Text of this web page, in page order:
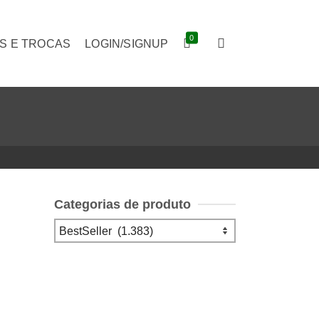
E TROCAS LOGIN/SIGNUP 0
Categorias de produto